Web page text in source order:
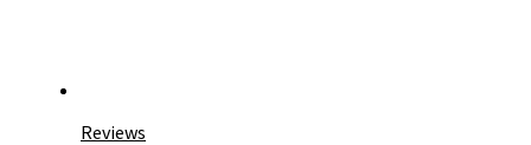
Reviews